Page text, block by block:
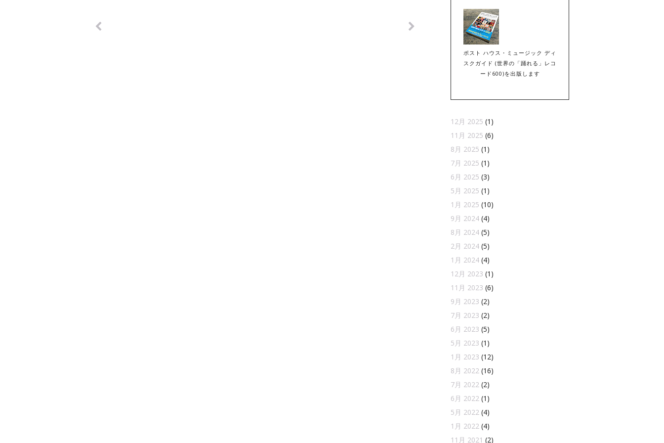
ポスト ハウス・ミュージック ディ
スクガイド (世界の「踊れる」レコ
ード600)を出版します
12月 2025 (1)
11月 2025 (6)
8月 2025 (1)
7月 2025 (1)
6月 2025 (3)
5月 2025 (1)
1月 2025 (10)
9月 2024 (4)
8月 2024 (5)
2月 2024 (5)
1月 2024 (4)
12月 2023 (1)
11月 2023 (6)
9月 2023 (2)
7月 2023 (2)
6月 2023 (5)
5月 2023 (1)
1月 2023 (12)
8月 2022 (16)
7月 2022 (2)
6月 2022 (1)
5月 2022 (4)
1月 2022 (4)
11月 2021 (2)